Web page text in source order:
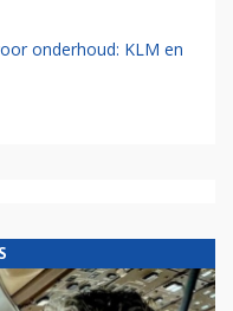
onderhoud: KLM en